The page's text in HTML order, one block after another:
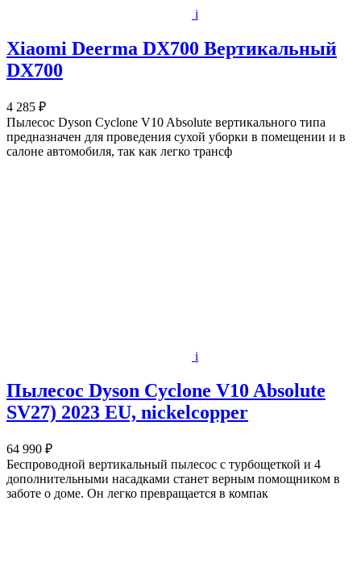
i
Xiaomi Deerma DX700 Вертикальный
DX700
4 285 ₽
Пылесос Dyson Cyclone V10 Absolute вертикального типа
предназначен для проведения сухой уборки в помещении и в
салоне автомобиля, так как легко трансф
i
Пылесос Dyson Cyclone V10 Absolute
SV27) 2023 EU, nickelcopper
64 990 ₽
Беспроводной вертикальный пылесос с турбощеткой и 4
дополнительными насадками станет верным помощником в
заботе о доме. Он легко превращается в компак